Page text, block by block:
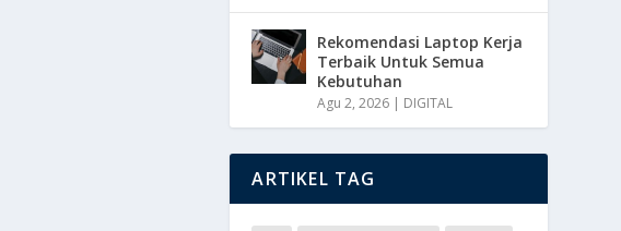
Rekomendasi Laptop Kerja
Terbaik Untuk Semua
Kebutuhan
Agu 2, 2026 | DIGITAL
ARTIKEL TAG